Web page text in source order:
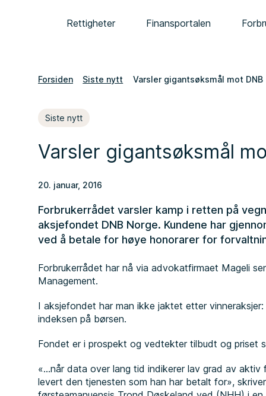
Rettigheter Finansportalen
Forsiden Siste nytt Varsler gigantsøksmål mot DNB
Siste nytt
Varsler gigantsøksmål
20. januar, 2016
Forbrukerrådet varsler kamp i retten på
aksjefondet DNB Norge. Kundene har
ved å betale for høye honorarer for
Forbrukerrådet har nå via advokatfirmaet Mageli
Management.
I aksjefondet har man ikke jaktet etter
indeksen på børsen.
Fondet er i prospekt og vedtekter tilbudt og priset
«…når data over lang tid indikerer lav grad av
levert den tjenesten som han har betalt for»,